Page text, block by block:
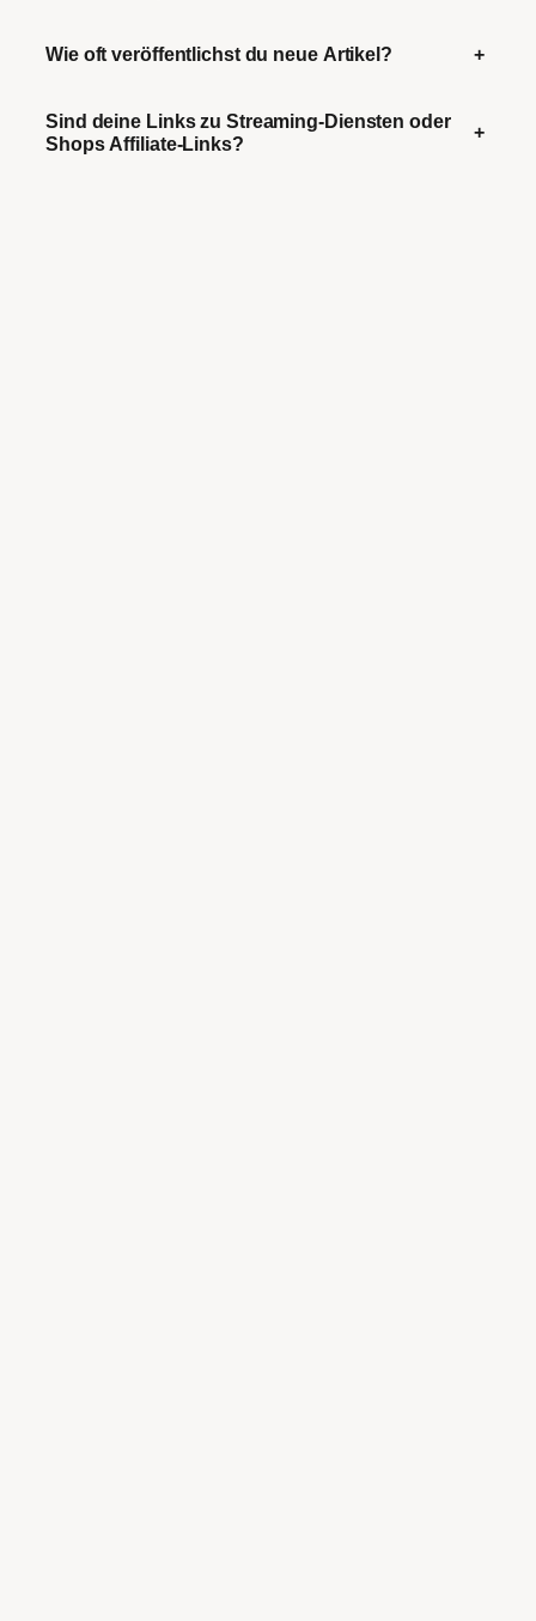
Wie oft veröffentlichst du neue Artikel? +
Sind deine Links zu Streaming-Diensten oder
Shops Affiliate-Links?
+